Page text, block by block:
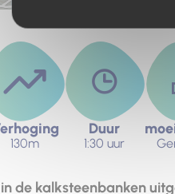
130m
Duur
1:30 uur
de kalksteenbanken